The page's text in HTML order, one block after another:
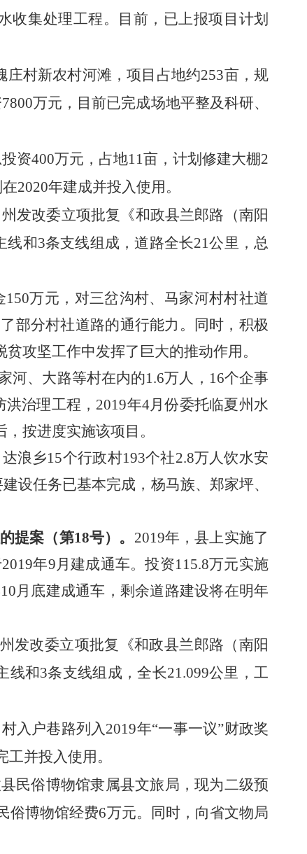
收集处理工程。目前，已上报项目计划
庄村新农村河滩 ，项目占地约253亩，规
万元 ， 目前已完成场地平整及科研、
资400万元，占地11亩，计划修建大棚2
在2020年建成并投入使用。
发改委立项批复《和政县兰郎路（南阳
线和3条支线组成，道路全长21公里，总
150万元，对三岔沟村、马家河村村社道
部分村社道路的通行能力。同时，积极
攻坚工作中发挥了巨大的推动作用。
河、大路等村在内的1.6万人，16个企事
治理工程，2019年4月份委托临夏州水
按进度实施该项目。
浪乡15个行政村193个社2.8万人饮水安
设任务已基本完成，杨马族、郑家坪、
提案 （第18号）。 2019年，县上实施了
2019年9月建成通车。投资115.8万元实施
月底建成通车 ， 剩余道路建设将在明年
发改委立项批复《和政县兰郎路（南阳
线和3条支线组成，全长21.099公里 ，工
入户巷路列入2019年“一事一议”财政奖
并投入使用。
民俗博物馆隶属县文旅局，现为二级预
俗博物馆经费6万元。 同时， 向省文物局